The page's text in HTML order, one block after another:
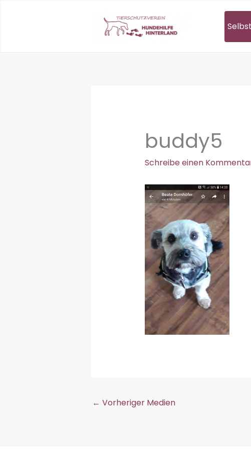
buddy5
Schreibe einen
← Vorheriger Medien